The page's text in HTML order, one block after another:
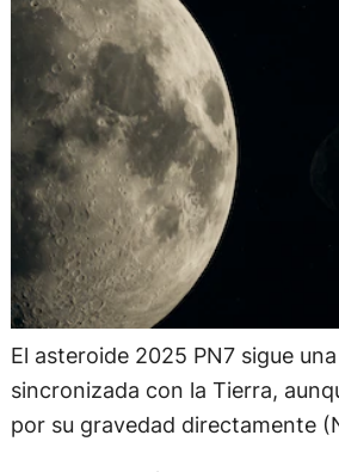
El asteroide 2025 PN7 sigue
sincronizada con la Tierra,
por su gravedad directamente